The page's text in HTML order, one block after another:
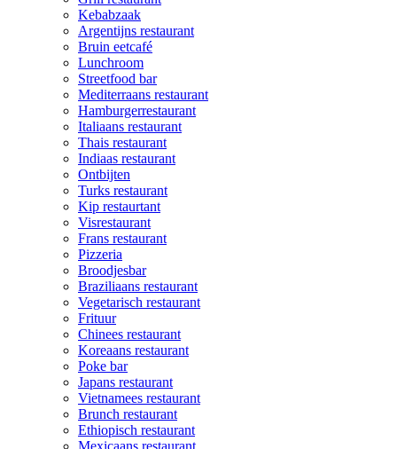
Kebabzaak
Argentijns restaurant
Bruin eetcafé
Lunchroom
Streetfood bar
Mediterraans restaurant
Hamburgerrestaurant
Italiaans restaurant
Thais restaurant
Indiaas restaurant
Ontbijten
Turks restaurant
Kip restaurtant
Visrestaurant
Frans restaurant
Pizzeria
Broodjesbar
Braziliaans restaurant
Vegetarisch restaurant
Frituur
Chinees restaurant
Koreaans restaurant
Poke bar
Japans restaurant
Vietnamees restaurant
Brunch restaurant
Ethiopisch restaurant